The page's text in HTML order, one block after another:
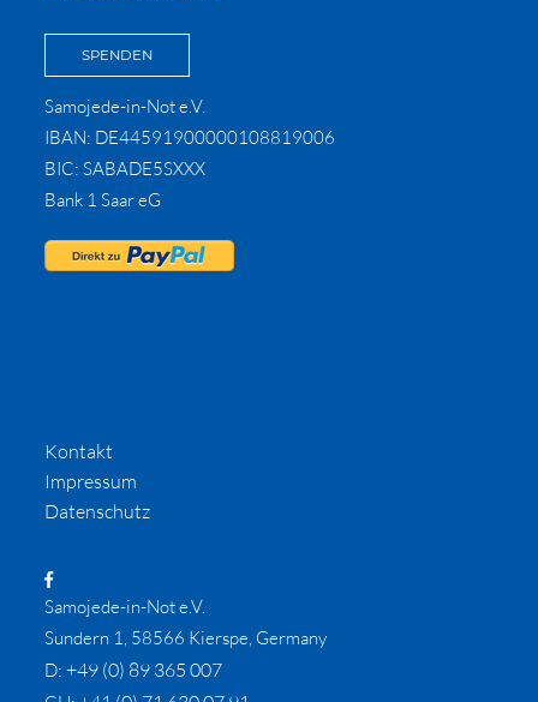
SPENDEN
Samojede-in-Not e.V.
IBAN: DE44591900000108819006
BIC: SABADE5SXXX
Bank 1 Saar eG
Kontakt
Impressum
Datenschutz
Samojede-in-Not e.V.
Sundern 1, 58566 Kierspe, Germany
D:+49 (0) 89 365 007